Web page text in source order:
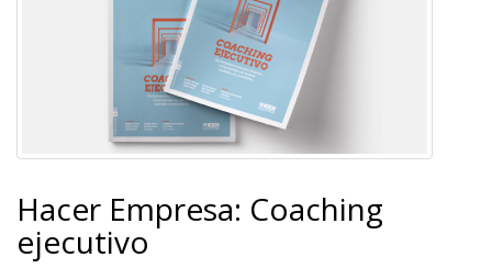
Hacer Empresa: Coaching
ejecutivo